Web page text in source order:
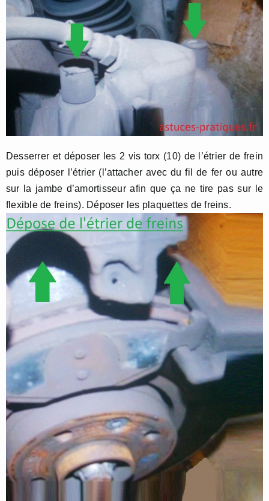
Desserrer et déposer les 2 vis torx (10) de l’étrier de frein
puis déposer l’étrier (l’attacher avec du fil de fer ou autre
sur la jambe d’amortisseur afin que ça ne tire pas sur le
flexible de freins). Déposer les plaquettes de freins.